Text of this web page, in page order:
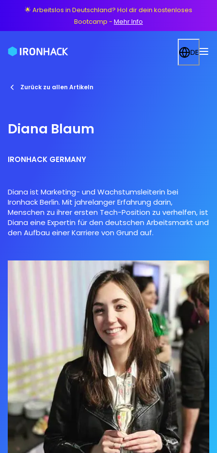
🌟 Arbeitslos in Deutschland? Hol dir dein kostenloses
Bootcamp - Mehr Info
DE
Zurück zu allen Artikeln
Diana Blaum
IRONHACK GERMANY
Diana ist Marketing- und Wachstumsleiterin bei
Ironhack Berlin. Mit jahrelanger Erfahrung darin,
Menschen zu ihrer ersten Tech-Position zu verhelfen, ist
Diana eine Expertin für den deutschen Arbeitsmarkt und
den Aufbau einer Karriere von Grund auf.